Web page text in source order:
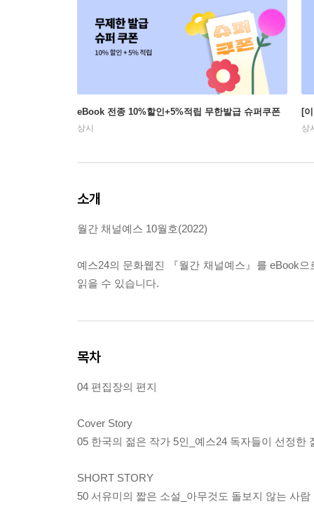
eBook 전종 10%할인+5%적립 무한발급 슈퍼쿠폰
상시
[
상
소개
월간 채널예스 10월호(2022)
예스24의 문화웹진 『월간 채널예스』를 eBook
읽을 수 있습니다.
목차
04 편집장의 편지
Cover Story
05 한국의 젊은 작가 5인_예스24 독자들이 선정한
SHORT STORY
50 서유미의 짧은 소설_아무것도 돌보지 않는 사람